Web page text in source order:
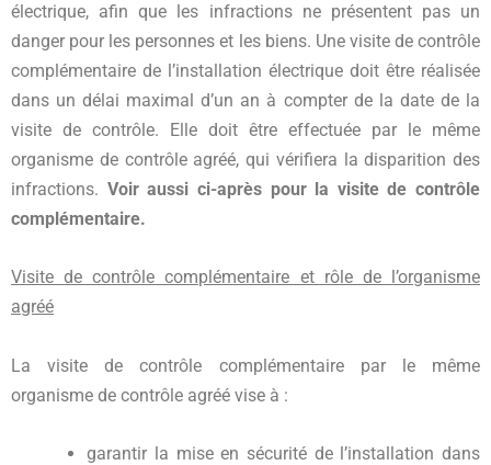
électrique, afin que les infractions ne présentent pas un
danger pour les personnes et les biens. Une visite de contrôle
complémentaire de l’installation électrique doit être réalisée
dans un délai maximal d’un an à compter de la date de la
visite de contrôle. Elle doit être effectuée par le même
organisme de contrôle agréé, qui vérifiera la disparition des
infractions. Voir aussi ci-après pour la visite de contrôle
complémentaire.
Visite de contrôle complémentaire et rôle de l’organisme
agréé
La visite de contrôle complémentaire par le même
organisme de contrôle agréé vise à :
garantir la mise en sécurité de l’installation dans